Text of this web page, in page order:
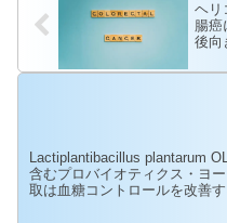
ヘリ
腸癌
後向
Lactiplantibacillus plantarum
含むプロバイオティクス・ヨ
取は血糖コントロールを改善す